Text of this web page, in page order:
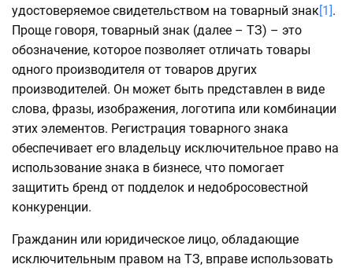
удостоверяемое свидетельством на товарный знак[1] .
Проще говоря, товарный знак (далее – ТЗ) – это
обозначение, которое позволяет отличать товары
одного производителя от товаров других
производителей. Он может быть представлен в виде
слова, фразы, изображения, логотипа или комбинации
этих элементов. Регистрация товарного знака
обеспечивает его владельцу исключительное право на
использование знака в бизнесе, что помогает
защитить бренд от подделок и недобросовестной
конкуренции.
Гражданин или юридическое лицо, обладающие
исключительным правом на ТЗ, вправе использовать